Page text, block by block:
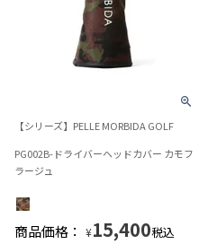
【シリーズ】PELLE MORBIDA GOLF
PG002B-ドライバーヘッドカバー カモフ
ラージュ
商品価格： ¥15,400税込